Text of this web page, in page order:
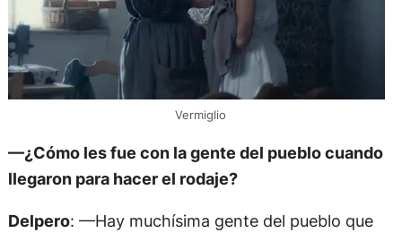
Vermiglio
—¿Cómo les fue con la gente del pueblo cuando
llegaron para hacer el rodaje?
Delpero: —Hay muchísima gente del pueblo que